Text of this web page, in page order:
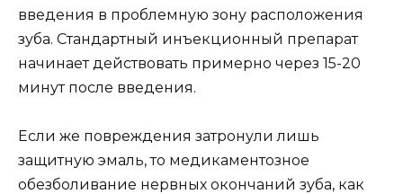
введения в проблемную зону расположения
зуба. Стандартный инъекционный препарат
начинает действовать примерно через 15-20
минут после введения.
Если же повреждения затронули лишь
защитную эмаль, то медикаментозное
обезболивание нервных окончаний зуба, как